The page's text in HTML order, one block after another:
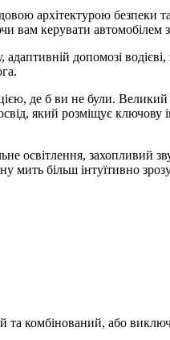
архітектурою безпеки
вам керувати
допомозі
де б ви не були. Великий
який розміщує
освітлення,
мить більш інтуїтивно
та комбінований, або